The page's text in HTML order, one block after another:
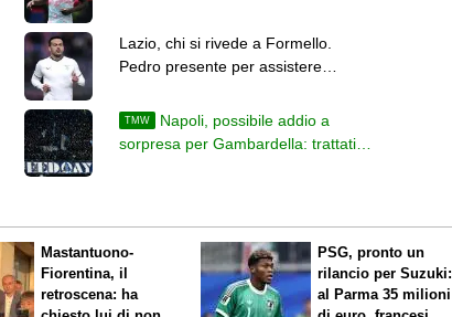
Lazio, chi si rivede a Formello.
Pedro presente per assistere
TMW
Napoli, possibile addio a
sorpresa per Gambardella: trattativa
Mastantuono-
Fiorentina, il
retroscena: ha
PSG, pronto un
rilancio per Suzuki:
al Parma 35 milioni